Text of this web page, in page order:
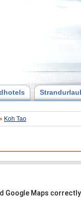
Koh Tao
Google Maps